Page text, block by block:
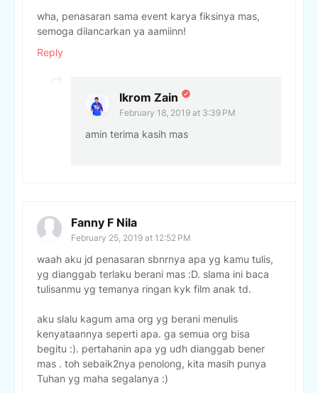
wha, penasaran sama event karya fiksinya mas,
semoga dilancarkan ya aamiinn!
Reply
Ikrom Zain
February 18, 2019 at 3:39 PM
amin terima kasih mas
Fanny F Nila
February 25, 2019 at 12:52 PM
waah aku jd penasaran sbnrnya apa yg kamu tulis,
yg dianggab terlaku berani mas :D. slama ini baca
tulisanmu yg temanya ringan kyk film anak td.
aku slalu kagum ama org yg berani menulis
kenyataannya seperti apa. ga semua org bisa
begitu :). pertahanin apa yg udh dianggab bener
mas . toh sebaik2nya penolong, kita masih punya
Tuhan yg maha segalanya :)